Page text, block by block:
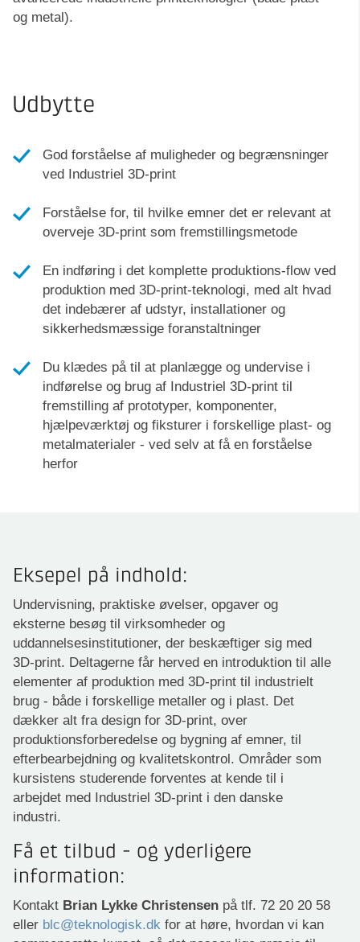
og metal).
Udbytte
God forståelse af muligheder og begrænsninger
ved Industriel 3D-print
Forståelse for, til hvilke emner det er relevant at
overveje 3D-print som fremstillingsmetode
En indføring i det komplette produktions-flow ved
produktion med 3D-print-teknologi, med alt hvad
det indebærer af udstyr, installationer og
sikkerhedsmæssige foranstaltninger
Du klædes på til at planlægge og undervise i
indførelse og brug af Industriel 3D-print til
fremstilling af prototyper, komponenter,
hjælpeværktøj og fiksturer i forskellige plast- og
metalmaterialer - ved selv at få en forståelse
herfor
Eksepel på indhold:
Undervisning, praktiske øvelser, opgaver og
eksterne besøg til virksomheder og
uddannelsesinstitutioner, der beskæftiger sig med
3D-print. Deltagerne får herved en introduktion til alle
elementer af produktion med 3D-print til industrielt
brug - både i forskellige metaller og i plast. Det
dækker alt fra design for 3D-print, over
produktionsforberedelse og bygning af emner, til
efterbearbejdning og kvalitetskontrol. Områder som
kursistens studerende forventes at kende til i
arbejdet med Industriel 3D-print i den danske
industri.
Få et tilbud - og yderligere
information:
Kontakt Brian Lykke Christensen på tlf. 72 20 20 58
eller blc@teknologisk.dk for at høre, hvordan vi kan